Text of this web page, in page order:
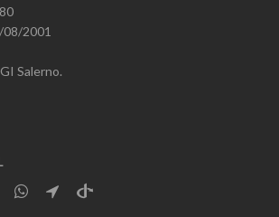
08/2001
Salerno.